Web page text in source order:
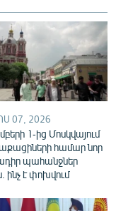
07, 2026
1-ից Մոսկվայում
համար նոր
պահանջներ
ինչ է փոխվում